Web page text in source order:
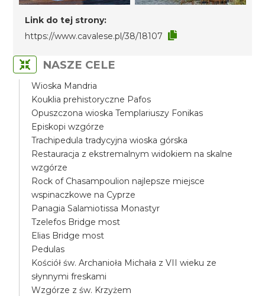
Link do tej strony:
https://www.cavalese.pl/38/18107
NASZE CELE
Wioska Mandria
Kouklia prehistoryczne Pafos
Opuszczona wioska Templariuszy Fonikas
Episkopi wzgórze
Trachipedula tradycyjna wioska górska
Restauracja z ekstremalnym widokiem na skalne
wzgórze
Rock of Chasampoulion najlepsze miejsce
wspinaczkowe na Cyprze
Panagia Salamiotissa Monastyr
Tzelefos Bridge most
Elias Bridge most
Pedulas
Kościół św. Archanioła Michała z VII wieku ze
słynnymi freskami
Wzgórze z św. Krzyżem